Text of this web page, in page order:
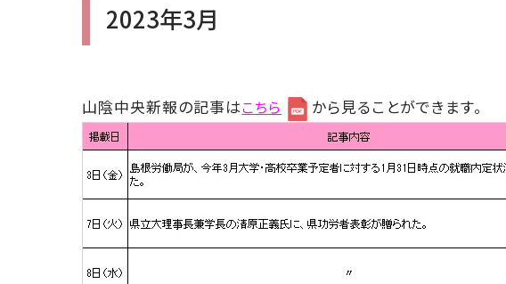
2023年3月
山陰中央新報の記事はこちら から見ることができます。